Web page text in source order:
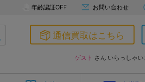
年齢認証OFF お問い合わせ
通信買取はこちら
ゲスト さん いらっしゃい